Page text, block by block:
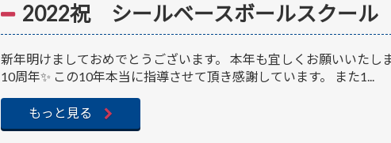
2022祝 シールベースボールスクール
新年明けましておめでとうございます。 本年も宜しくお願いいたし
10周年✨ この10年本当に指導させて頂き感謝しています。 また1...
もっと見る